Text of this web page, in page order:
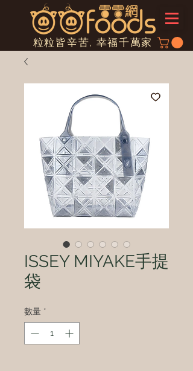
粒粒皆辛苦, 幸福千萬家
ISSEY MIYAKE手提
袋
數量 *